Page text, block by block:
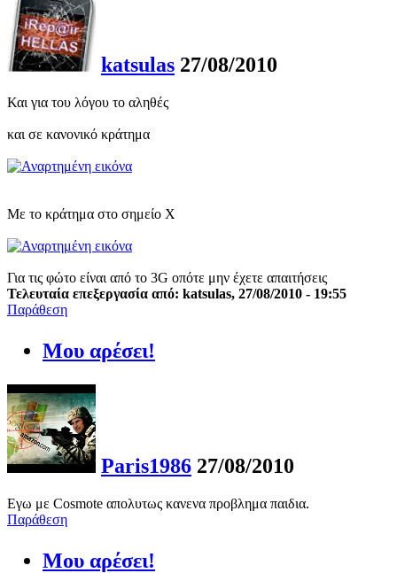
katsulas 27/08/2010
Και για του λόγου το αληθές
και σε κανονικό κράτημα
Με το κράτημα στο σημείο Χ
Για τις φώτο είναι από το 3G οπότε μην έχετε απαιτήσεις
Τελευταία επεξεργασία από: katsulas, 27/08/2010 - 19:55
Παράθεση
Μου αρέσει!
Paris1986 27/08/2010
Εγω με Cosmote απολυτως κανενα προβλημα παιδια.
Παράθεση
Μου αρέσει!